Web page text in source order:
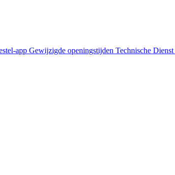
app Gewijzigde openingstijden Technische Dienst